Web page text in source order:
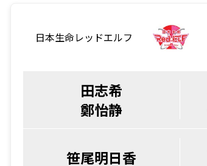
日本生命レッドエルフ
田志希
鄭怡静
笹尾明日香